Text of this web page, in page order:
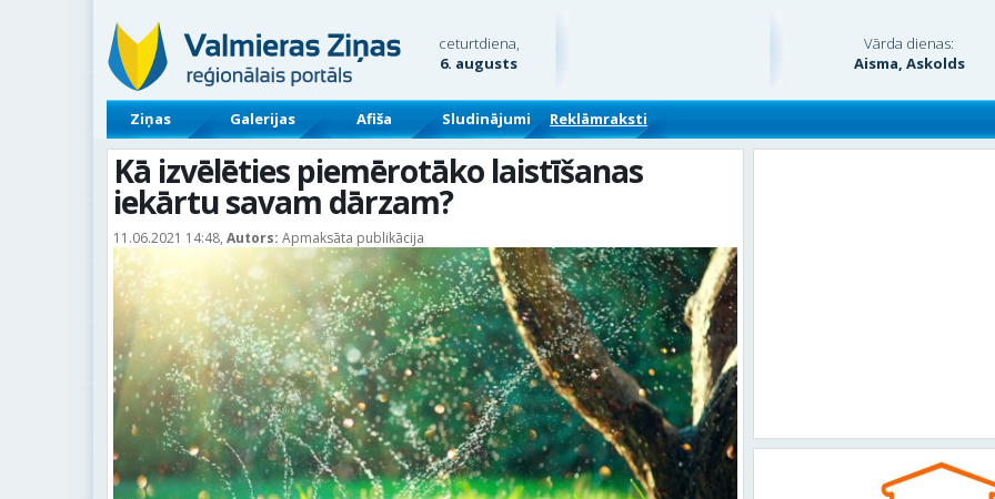
ceturtdiena,
6. augusts
Vārda dienas:
Aisma, Askolds
Ziņas Galerijas Afiša Sludinājumi Reklāmraksti
Kā izvēlēties piemērotāko laistīšanas
iekārtu savam dārzam?
11.06.2021 14:48, Autors: Apmaksāta publikācija